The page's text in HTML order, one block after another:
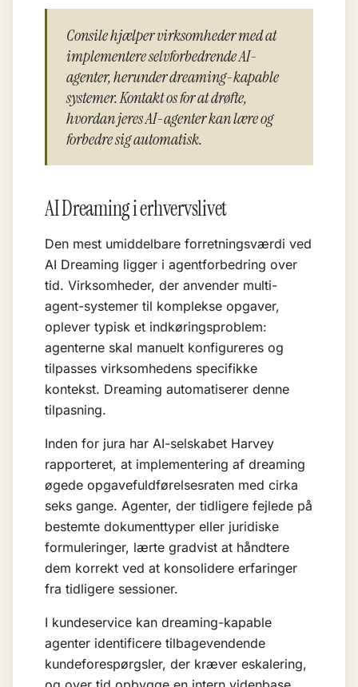
Consile hjælper virksomheder med at
implementere selvforbedrende AI-
agenter, herunder dreaming-kapable
systemer. Kontakt os for at drøfte,
hvordan jeres AI-agenter kan lære og
forbedre sig automatisk.
AI Dreaming i erhvervslivet
Den mest umiddelbare forretningsværdi ved
AI Dreaming ligger i agentforbedring over
tid. Virksomheder, der anvender multi-
agent-systemer til komplekse opgaver,
oplever typisk et indkøringsproblem:
agenterne skal manuelt konfigureres og
tilpasses virksomhedens specifikke
kontekst. Dreaming automatiserer denne
tilpasning.
Inden for jura har AI-selskabet Harvey
rapporteret, at implementering af dreaming
øgede opgavefuldførelsesraten med cirka
seks gange. Agenter, der tidligere fejlede på
bestemte dokumenttyper eller juridiske
formuleringer, lærte gradvist at håndtere
dem korrekt ved at konsolidere erfaringer
fra tidligere sessioner.
I kundeservice kan dreaming-kapable
agenter identificere tilbagevendende
kundeforespørgsler, der kræver eskalering,